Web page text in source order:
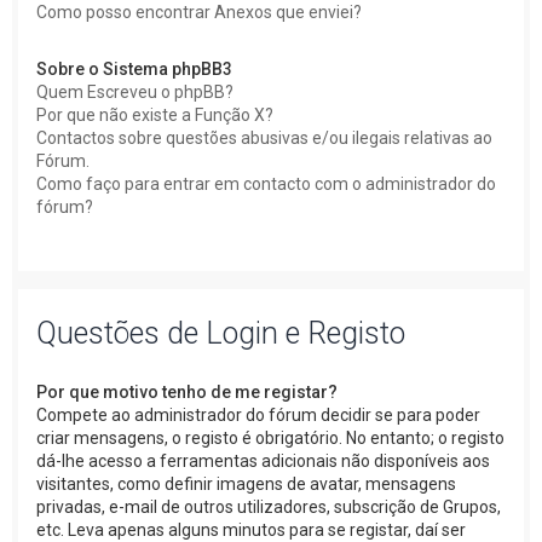
Como posso encontrar Anexos que enviei?
Sobre o Sistema phpBB3
Quem Escreveu o phpBB?
Por que não existe a Função X?
Contactos sobre questões abusivas e/ou ilegais relativas ao
Fórum.
Como faço para entrar em contacto com o administrador do
fórum?
Questões de Login e Registo
Por que motivo tenho de me registar?
Compete ao administrador do fórum decidir se para poder
criar mensagens, o registo é obrigatório. No entanto; o registo
dá-lhe acesso a ferramentas adicionais não disponíveis aos
visitantes, como definir imagens de avatar, mensagens
privadas, e-mail de outros utilizadores, subscrição de Grupos,
etc. Leva apenas alguns minutos para se registar, daí ser